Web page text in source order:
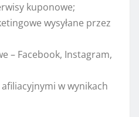
kuponowe;
wysyłane przez
– Facebook, Instagram,
w wynikach